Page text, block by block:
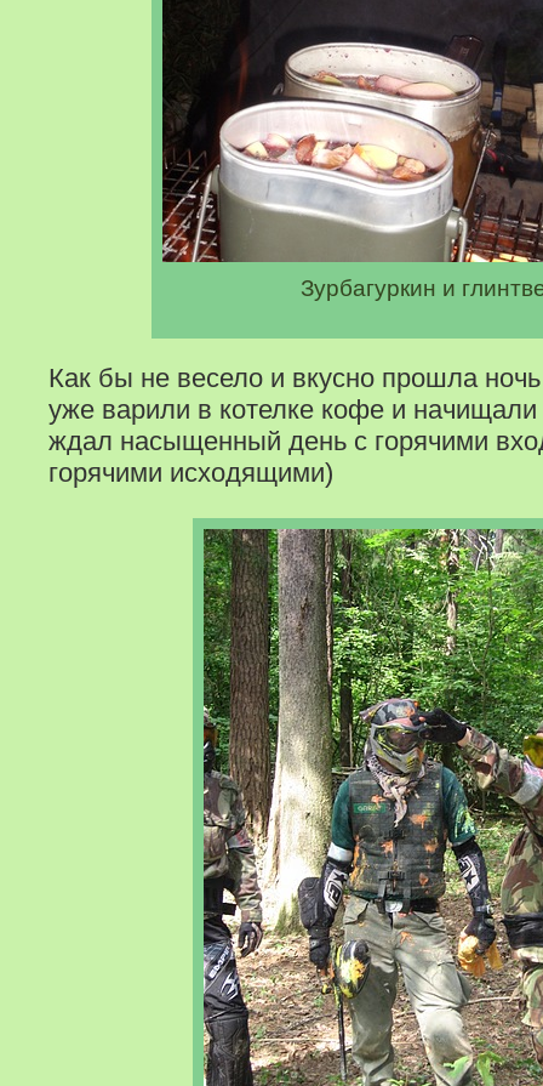
Зурбагуркин и
Как бы не весело и вкусно прошла
уже варили в котелке кофе и
ждал насыщенный день с горячими
горячими исходящими)